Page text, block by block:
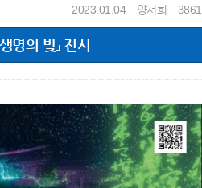
2023.01.04 양서희 3861
명의 빛」 전시